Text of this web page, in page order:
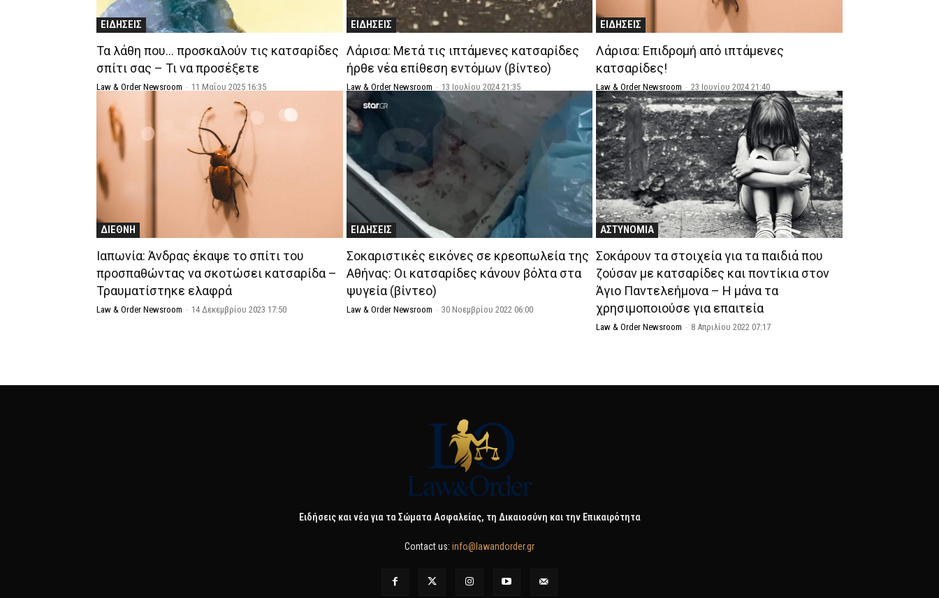
ΕΙΔΗΣΕΙΣ
Τα λάθη που… προσκαλούν τις κατσαρίδες
σπίτι σας – Τι να προσέξετε
Law & Order Newsroom - 11 Μαΐου 2025 16:35
ΕΙΔΗΣΕΙΣ
Λάρισα: Μετά τις ιπτάμενες κατσαρίδες
ήρθε νέα επίθεση εντόμων (βίντεο)
Law & Order Newsroom - 13 Ιουλίου 2024 21:35
ΕΙΔΗΣΕΙΣ
Λάρισα: Επιδρομή από ιπτάμενες
κατσαρίδες!
Law & Order Newsroom - 23 Ιουνίου 2024 21:40
ΔΙΕΘΝΗ
Ιαπωνία: Άνδρας έκαψε το σπίτι του
προσπαθώντας να σκοτώσει κατσαρίδα –
Τραυματίστηκε ελαφρά
Law & Order Newsroom - 14 Δεκεμβρίου 2023 17:50
ΕΙΔΗΣΕΙΣ
Σοκαριστικές εικόνες σε κρεοπωλεία της
Αθήνας: Οι κατσαρίδες κάνουν βόλτα στα
ψυγεία (βίντεο)
Law & Order Newsroom - 30 Νοεμβρίου 2022 06:00
ΑΣΤΥΝΟΜΙΑ
Σοκάρουν τα στοιχεία για τα παιδιά που
ζούσαν με κατσαρίδες και ποντίκια στον
Άγιο Παντελεήμονα – Η μάνα τα
χρησιμοποιούσε για επαιτεία
Law & Order Newsroom - 8 Απριλίου 2022 07:17
Ειδήσεις και νέα για τα Σώματα Ασφαλείας, τη Δικαιοσύνη και την Επικαιρότητα
Contact us: info@lawandorder.gr